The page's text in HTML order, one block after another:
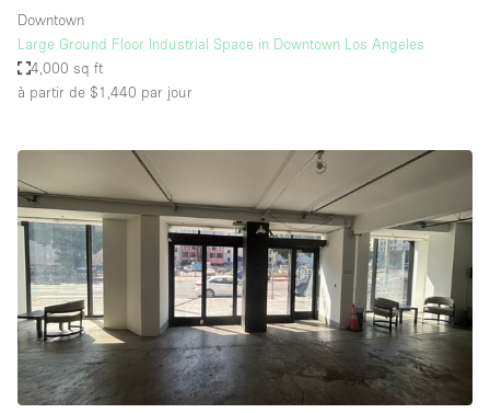
Downtown
Large Ground Floor Industrial Space in Downtown Los Angeles
4,000 sq ft
à partir de $1,440 par jour